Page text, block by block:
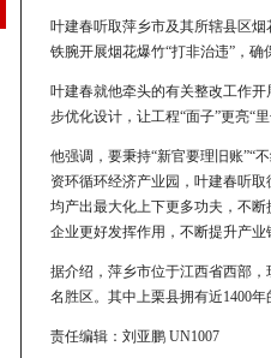
叶建春听取萍乡市及其所辖县区
铁腕开展烟花爆竹“打非治违”，
叶建春就他牵头的有关整改工作
步优化设计，让工程“面子”更亮“
他强调，要秉持“新官要理旧账”“
资环循环经济产业园，叶建春听
均产出最大化上下更多功夫，不
企业更好发挥作用，不断提升产业
据介绍，萍乡市位于江西省西部
名胜区。其中上栗县拥有近1400
责任编辑：刘亚鹏 UN1007